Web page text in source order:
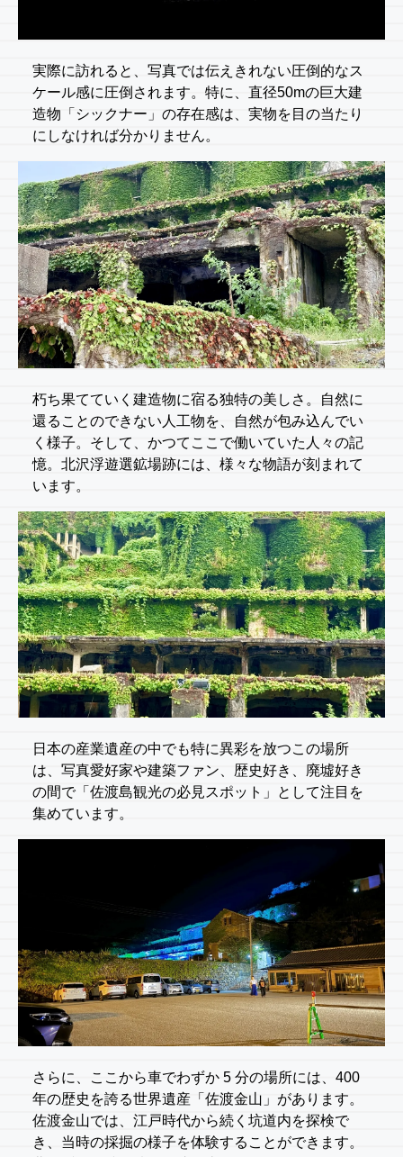
実際に訪れると、写真では伝えきれない圧倒的なス
ケール感に圧倒されます。特に、直径50mの巨大建
造物「シックナー」の存在感は、実物を目の当たり
にしなければ分かりません。
朽ち果てていく建造物に宿る独特の美しさ。自然に
還ることのできない人工物を、自然が包み込んでい
く様子。そして、かつてここで働いていた人々の記
憶。北沢浮遊選鉱場跡には、様々な物語が刻まれて
います。
日本の産業遺産の中でも特に異彩を放つこの場所
は、写真愛好家や建築ファン、歴史好き、廃墟好き
の間で「佐渡島観光の必見スポット」として注目を
集めています。
さらに、ここから車でわずか 5 分の場所には、400
年の歴史を誇る世界遺産「佐渡金山」があります。
佐渡金山では、江戸時代から続く坑道内を探検で
き、当時の採掘の様子を体験することができます。